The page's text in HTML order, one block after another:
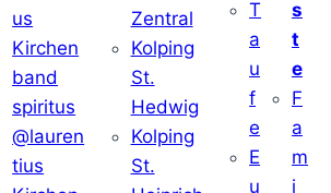
us
Kirchen
band
spiritus
@lauren
tius
Zentral
Kolping
St.
Hedwig
Kolping
St.
T
a
u
f
e
E
u
s
t
e
F
a
m
i